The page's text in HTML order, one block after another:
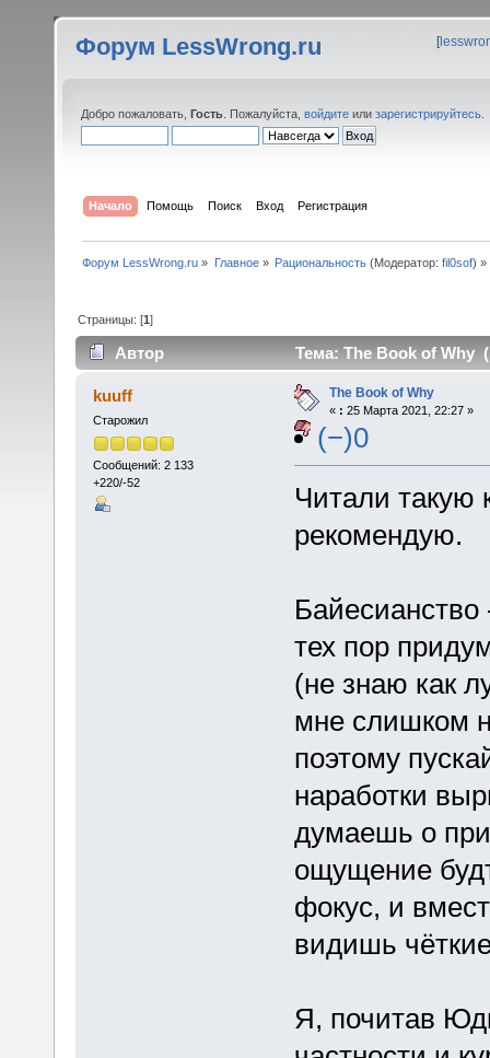
Форум LessWrong.ru [
Добро пожаловать, Гость . Пожалуйста, войдите или зарегистрируйтесь
Начало Помощь Поиск Вход Регистрация
Форум LessWrong.ru » Главное» Рациональность(Модератор: fil0sof) »
Страницы: [1]
Автор Тема: The Book of Why
kuuff
Старожил
Сообщений: 2 133
+220/-52
The Book of Why
« : 25 Марта 2021, 22:27 »
(−)0
Читали такую
рекомендую.
тех пор
(не знаю как
мне слишком
поэтому
наработки
думаешь о
ощущение
фокус, и
видишь
Я, почитав